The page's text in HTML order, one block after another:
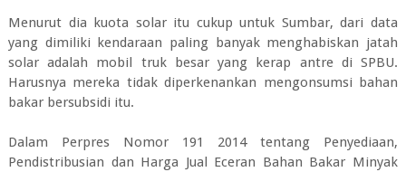
Menurut dia kuota solar itu cukup untuk Sumbar, dari data
yang dimiliki kendaraan paling banyak menghabiskan jatah
solar adalah mobil truk besar yang kerap antre di SPBU.
Harusnya mereka tidak diperkenankan mengonsumsi bahan
bakar bersubsidi itu.
Dalam Perpres Nomor 191 2014 tentang Penyediaan,
Pendistribusian dan Harga Jual Eceran Bahan Bakar Minyak